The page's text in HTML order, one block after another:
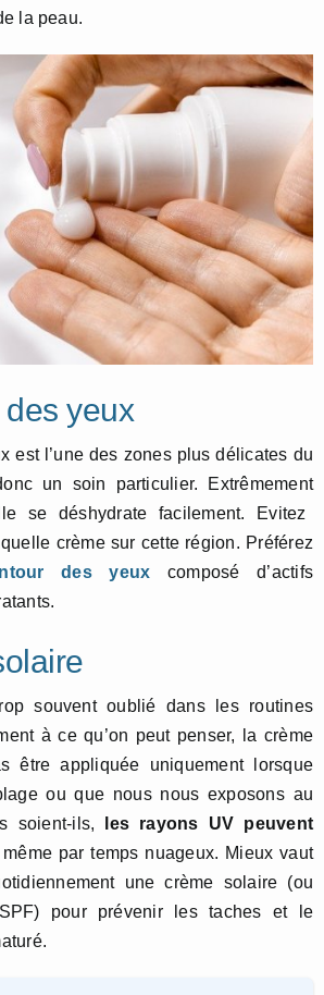
la peau.
yeux
est l’une des zones plus délicates du
un soin particulier. Extrêmement
se déshydrate facilement. Evitez
quelle crème sur cette région. Préférez
des yeux composé d’actifs
souvent oublié dans les routines
à ce qu’on peut penser, la crème
être appliquée uniquement lorsque
ou que nous nous exposons au
soient-ils,
les rayons UV peuvent
même par temps nuageux. Mieux vaut
une crème solaire (ou
pour prévenir les taches et le